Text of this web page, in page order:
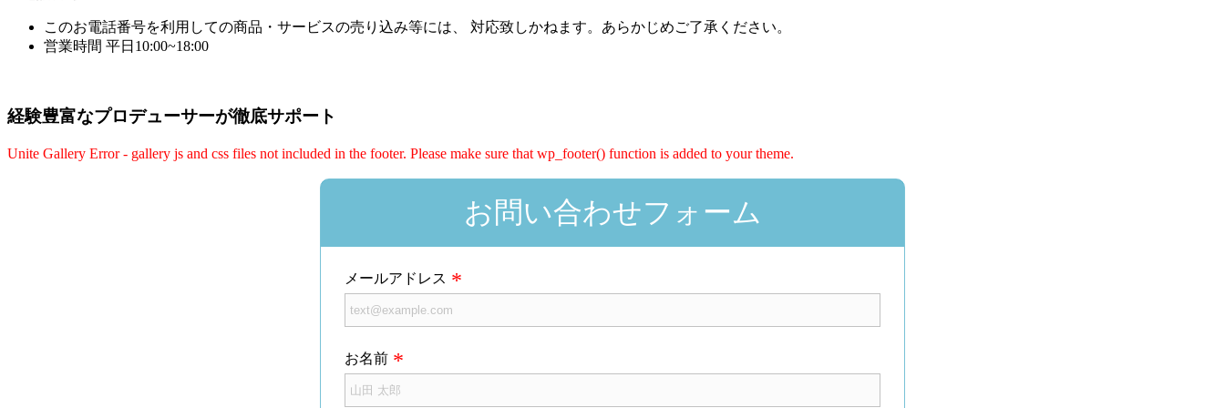
このお電話番号を利用しての商品・サービスの売り込み等には、 対応致しかねます。あらかじめご了承ください。
営業時間 平日10:00~18:00
経験豊富なプロデューサーが徹底サポート
Unite Gallery Error - gallery js and css files not included in the footer. Please make sure that wp_footer() function is added to your theme.
お問い合わせフォーム
メールアドレス
お名前